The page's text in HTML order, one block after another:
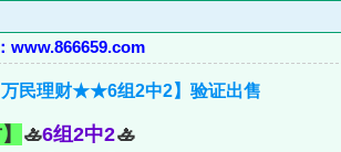
www.866659.com
民理财★★6组2中2】验证出售
🚣6组2中2🚣